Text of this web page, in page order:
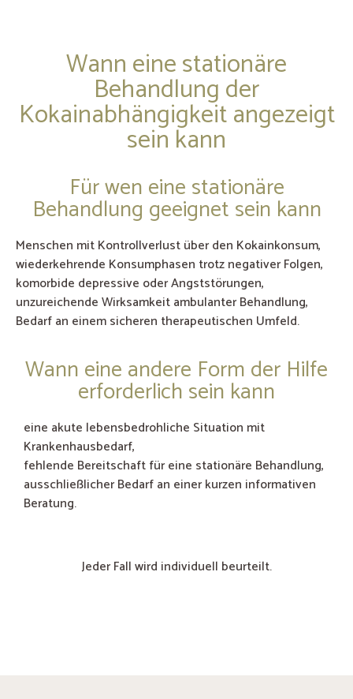
Wann eine stationäre
Behandlung der
Kokainabhängigkeit angezeigt
sein kann
Für wen eine stationäre
Behandlung geeignet sein kann
Menschen mit Kontrollverlust über den Kokainkonsum,
wiederkehrende Konsumphasen trotz negativer Folgen,
komorbide depressive oder Angststörungen,
unzureichende Wirksamkeit ambulanter Behandlung,
Bedarf an einem sicheren therapeutischen Umfeld.
Wann eine andere Form der Hilfe
erforderlich sein kann
eine akute lebensbedrohliche Situation mit
Krankenhausbedarf,
fehlende Bereitschaft für eine stationäre Behandlung,
ausschließlicher Bedarf an einer kurzen informativen
Beratung.
Jeder Fall wird individuell beurteilt.